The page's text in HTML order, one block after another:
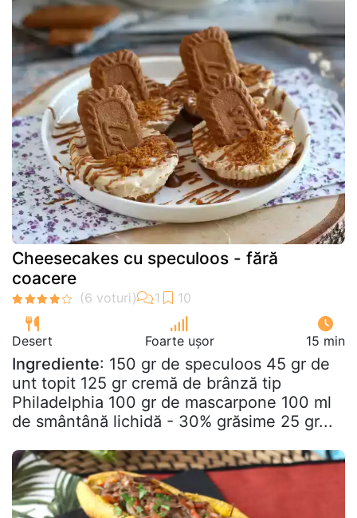
Cheesecakes cu speculoos - fără
coacere
Desert Foarte ușor 15 min
Ingrediente: 150 gr de speculoos 45 gr de
unt topit 125 gr cremă de brânză tip
Philadelphia 100 gr de mascarpone 100 ml
de smântână lichidă - 30% grăsime 25 gr...